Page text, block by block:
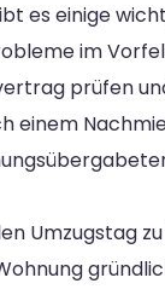
es einige
im
prüfen
Umzugstag